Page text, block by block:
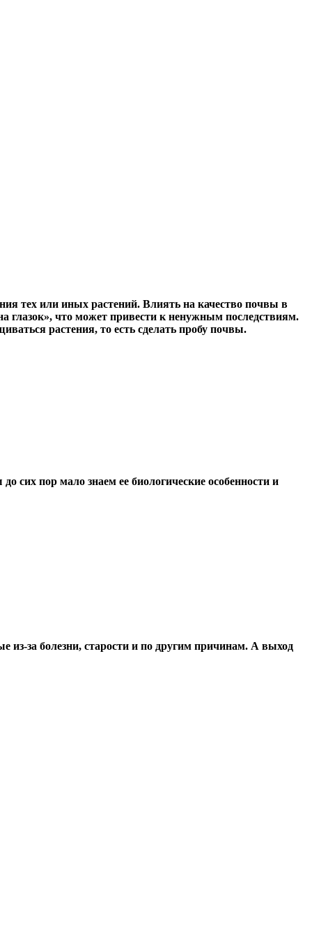
тех или иных растений. Влиять на качество почвы в
глазок», что может привести к ненужным последствиям.
растения, то есть сделать пробу почвы.
пор мало знаем ее биологические особенности и
из-за болезни, старости и по другим причинам. А выход